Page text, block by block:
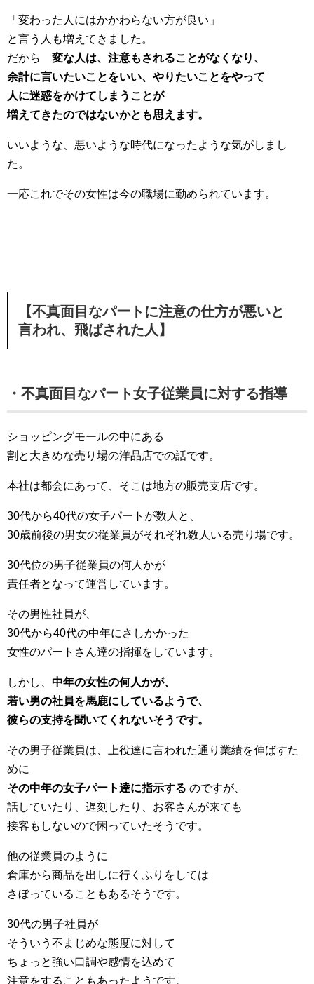
「変わった人にはかかわらない方が良い」
と言う人も増えてきました。
だから 変な人は、注意もされることがなくなり、
余計に言いたいことをいい、やりたいことをやって
人に迷惑をかけてしまうことが
増えてきたのではないかとも思えます。
いいような、悪いような時代になったような気がしまし
た。
一応これでその女性は今の職場に勤められています。
【不真面目なパートに注意の仕方が悪いと
言われ、飛ばされた人】
・不真面目なパート女子従業員に対する指導
ショッピングモールの中にある
割と大きめな売り場の洋品店での話です。
本社は都会にあって、そこは地方の販売支店です。
30代から40代の女子パートが数人と、
30歳前後の男女の従業員がそれぞれ数人いる売り場です。
30代位の男子従業員の何人かが
責任者となって運営しています。
その男性社員が、
30代から40代の中年にさしかかった
女性のパートさん達の指揮をしています。
しかし、 中年の女性の何人かが、
若い男の社員を馬鹿にしているようで、
彼らの支持を聞いてくれないそうです。
その男子従業員は、上役達に言われた通り業績を伸ばすた
めに
その中年の女子パート達に指示する のですが、
話していたり、遅刻したり、お客さんが来ても
接客もしないので困っていたそうです。
他の従業員のように
倉庫から商品を出しに行くふりをしては
さぼっていることもあるそうです。
30代の男子社員が
そういう不まじめな態度に対して
ちょっと強い口調や感情を込めて
注意をすることもあったようです。